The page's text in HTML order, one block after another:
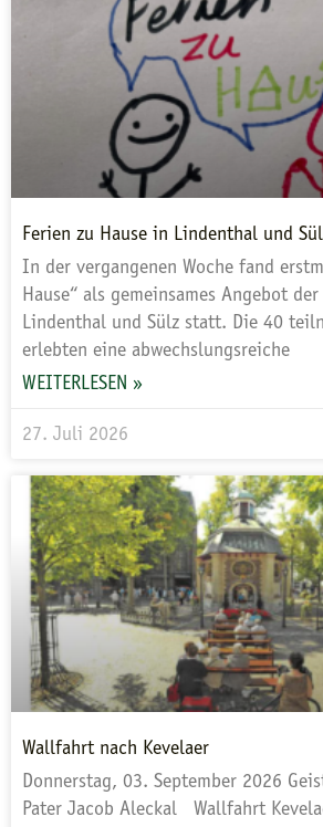
Ferien zu Hause in Lindenthal und
In der vergangenen Woche fand
Hause“ als gemeinsames Angebot
Lindenthal und Sülz statt. Die 40
erlebten eine abwechslungsreiche
WEITERLESEN »
27. Juli 2026
Wallfahrt nach Kevelaer
Donnerstag, 03. September 2026
Pater Jacob Aleckal Wallfahrt